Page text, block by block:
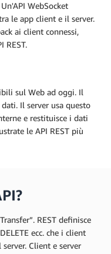
WebSocket
le app client e il server.
ai client connessi,
REST.
sul Web ad oggi. Il
Il server usa questo
e restituisce i dati
le API REST più
REST definisce
ecc. che i client
Client e server